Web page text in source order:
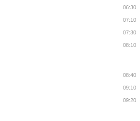
06:30
07:10
07:30
08:10
08:40
09:10
09:20